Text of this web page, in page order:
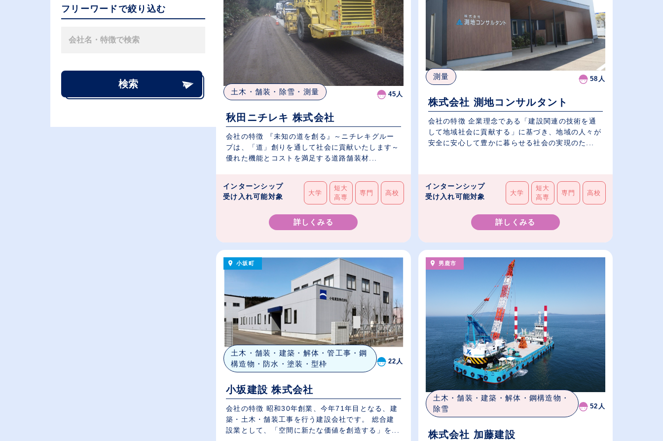
フリーワードで絞り込む
検索
土木・舗装・除雪・測量 45人
秋田ニチレキ 株式会社
会社の特徴 『未知の道を創る』～ニチレキグルー
プは、「道」創りを通して社会に貢献いたします～
優れた機能とコストを満足する道路舗装材...
インターンシップ
受け入れ可能対象
大学
短大
高専
専門 高校
詳しくみる
測量 58人
株式会社 測地コンサルタント
会社の特徴 企業理念である「建設関連の技術を通
して地域社会に貢献する」に基づき、地域の人々が
安全に安心して豊かに暮らせる社会の実現のた...
インターンシップ
受け入れ可能対象
大学
短大
高専
専門 高校
詳しくみる
小坂町
土木・舗装・建築・解体・管工事・鋼
構造物・防水・塗装・型枠
22人
小坂建設 株式会社
会社の特徴 昭和30年創業、今年71年目となる、建
築・土木・舗装工事を行う建設会社です。 総合建
設業として、「空間に新たな価値を創造する」を...
男鹿市
土木・舗装・建築・解体・鋼構造物・
除雪
52人
株式会社 加藤建設